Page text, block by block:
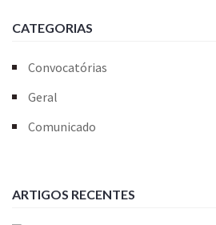
CATEGORIAS
Convocatórias
Geral
Comunicado
ARTIGOS RECENTES